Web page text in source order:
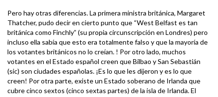
Pero hay otras diferencias. La primera ministra británica, Margaret
Thatcher, pudo decir en cierto punto que “West Belfast es tan
británica como Finchly” (su propia circunscripción en Londres) pero
incluso ella sabía que esto era totalmente falso y que la mayoría de
los votantes británicos no lo creían. ! Por otro lado, muchos
votantes en el Estado español creen que Bilbao y San Sebastián
(sic) son ciudades españolas. ¡Es lo que les dijeron y es lo que
creen! Por otra parte, existe un Estado soberano de Irlanda que
cubre cinco sextos (cinco sextas partes) de la isla de Irlanda. El